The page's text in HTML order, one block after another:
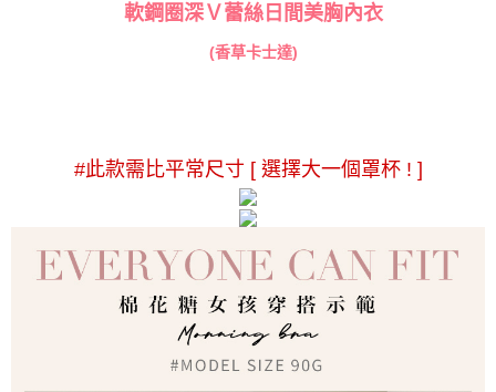
軟鋼圈深Ｖ蕾絲日間美胸內衣
(香草卡士達)
#此款需比平常尺寸 [ 選擇大一個罩杯 ! ]